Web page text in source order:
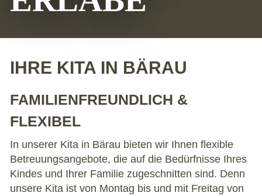
IHRE KITA IN BÄRAU
FAMILIENFREUNDLICH &
FLEXIBEL
In unserer Kita in Bärau bieten wir Ihnen flexible
Betreuungsangebote, die auf die Bedürfnisse Ihres
Kindes und Ihrer Familie zugeschnitten sind. Denn
unsere Kita ist von Montag bis und mit Freitag von